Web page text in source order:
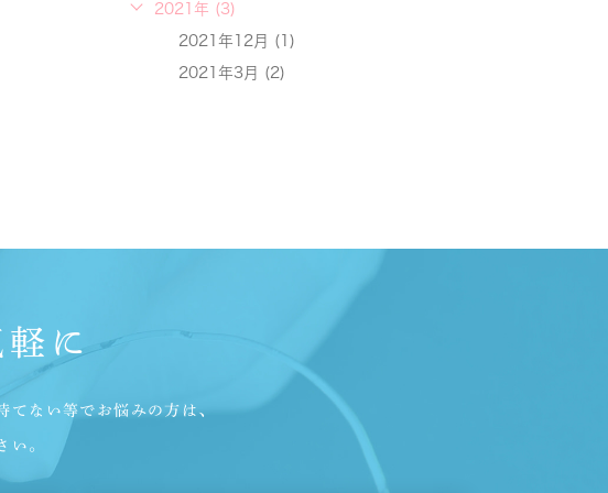
2021年 (3)
2021年12月 (1)
2021年3月 (2)
に
ない等でお悩みの方は、
い。